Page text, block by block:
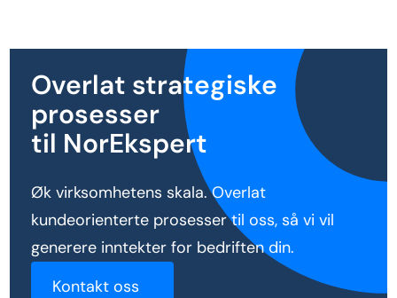
Overlat strategiske
prosesser
til NorEkspert
Øk virksomhetens skala. Overlat
kundeorienterte prosesser til oss, så vi vil
generere inntekter for bedriften din.
Kontakt oss